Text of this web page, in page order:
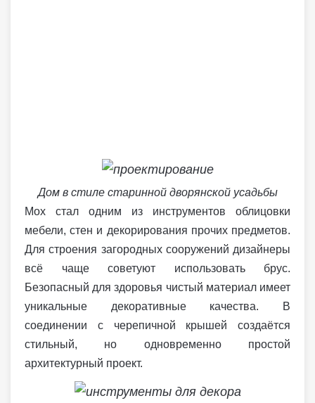
Дом в стиле старинной дворянской усадьбы
Мох стал одним из инструментов облицовки
мебели, стен и декорирования прочих предметов.
Для строения загородных сооружений дизайнеры
всё чаще советуют использовать брус.
Безопасный для здоровья чистый материал имеет
уникальные декоративные качества. В
соединении с черепичной крышей создаётся
стильный, но одновременно простой
архитектурный проект.